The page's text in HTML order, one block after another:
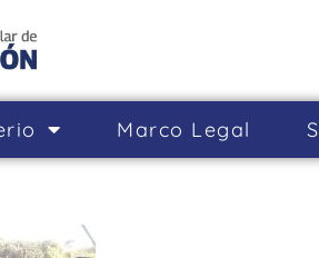
Marco Legal